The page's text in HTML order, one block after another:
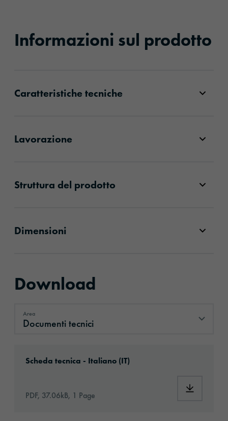
Informazioni sul prodotto
Caratteristiche tecniche
Lavorazione
Struttura del prodotto
Dimensioni
Download
Area
Documenti tecnici
Scheda tecnica - Italiano (IT)
PDF, 37.06kB, 1 Page